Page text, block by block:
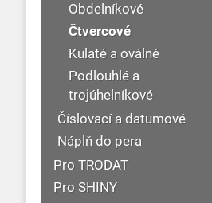
Obdelníkové
Čtvercové
Kulaté a oválné
Podlouhlé a
trojúhelníkové
Číslovací a datumové
Náplň do pera
Pro TRODAT
Pro SHINY